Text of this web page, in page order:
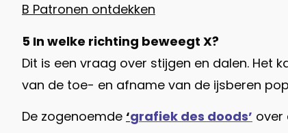
B Patronen ontdekken
5 In welke richting beweegt X?
Dit is een vraag over stijgen en dalen. Het
van de toe- en afname van de ijsberen
De zogenoemde ‘grafiek des doods’ over